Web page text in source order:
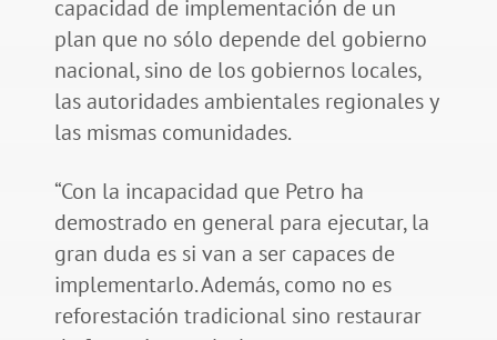
capacidad de implementación de un
plan que no sólo depende del gobierno
nacional, sino de los gobiernos locales,
las autoridades ambientales regionales y
las mismas comunidades.
“Con la incapacidad que Petro ha
demostrado en general para ejecutar, la
gran duda es si van a ser capaces de
implementarlo. Además, como no es
reforestación tradicional sino restaurar